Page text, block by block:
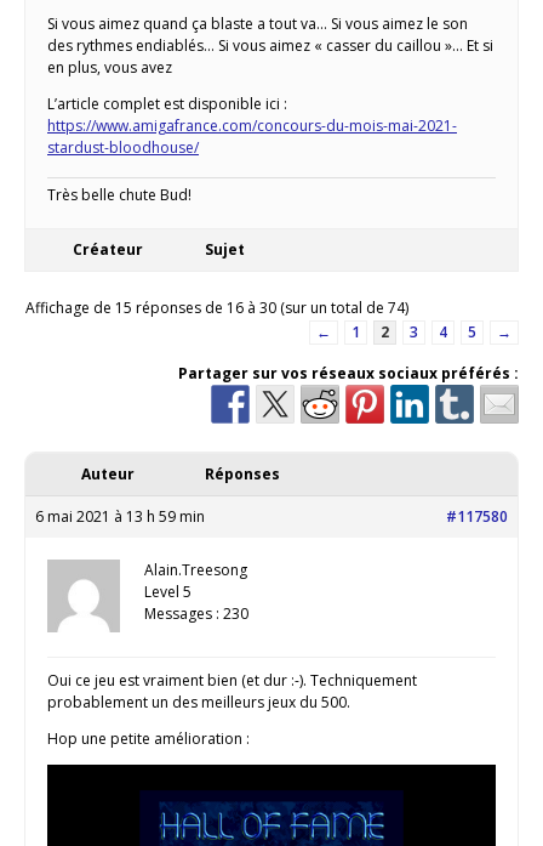
Si vous aimez quand ça blaste a tout va… Si vous aimez le son
des rythmes endiablés… Si vous aimez « casser du caillou »… Et si
en plus, vous avez
L’article complet est disponible ici :
https://www.amigafrance.com/concours-du-mois-mai-2021-
stardust-bloodhouse/
Très belle chute Bud!
Créateur Sujet
Affichage de 15 réponses de 16 à 30 (sur un total de 74)
←
1 2 3 4 5
→
Partager sur vos réseaux sociaux préférés :
Auteur Réponses
6 mai 2021 à 13 h 59 min #117580
Alain.Treesong
Level 5
Messages : 230
Oui ce jeu est vraiment bien (et dur :-). Techniquement
probablement un des meilleurs jeux du 500.
Hop une petite amélioration :